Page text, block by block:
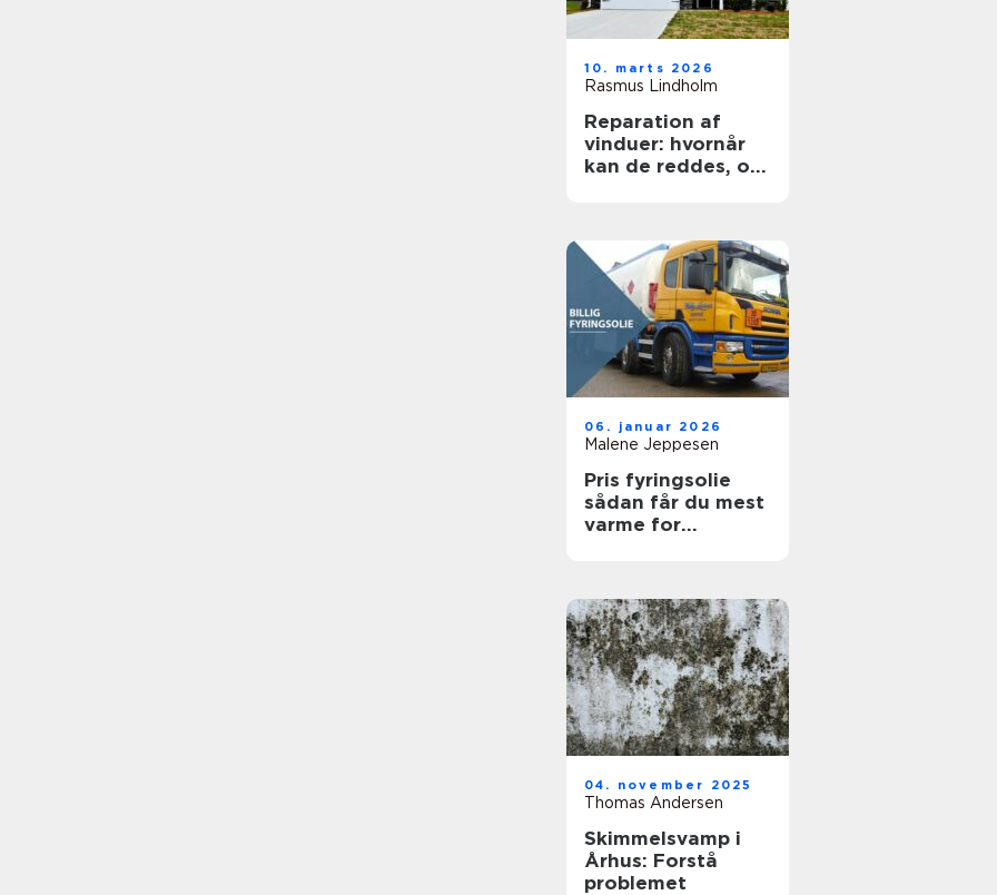
10. marts 2026
Rasmus Lindholm
Reparation af
vinduer: hvornår
kan de reddes, og
06. januar 2026
Malene Jeppesen
Pris fyringsolie
sådan får du mest
varme for
04. november 2025
Thomas Andersen
Skimmelsvamp i
Århus: Forstå
problemet